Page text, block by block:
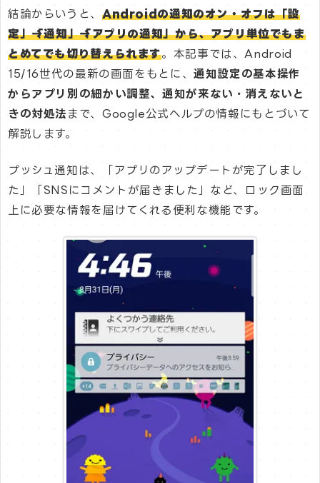
結論からいうと、 Androidの通知のオン・オフは「設
定」→「通知」→「アプリの通知」から、アプリ単位でもま
とめてでも切り替えられます。本記事では、Android
15/16世代の最新の画面をもとに、通知設定の基本操作
からアプリ別の細かい調整、通知が来ない・消えないと
きの対処法 まで、Google公式ヘルプの情報にもとづいて
解説します。
プッシュ通知は、「アプリのアップデートが完了しまし
た」「SNSにコメントが届きました」など、ロック画面
上に必要な情報を届けてくれる便利な機能です。